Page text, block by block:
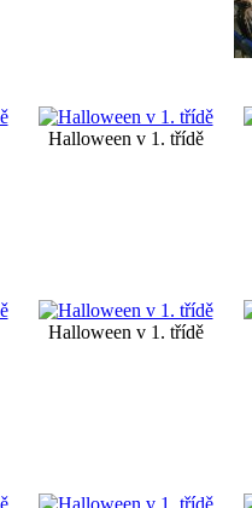
Halloween v 1. třídě
Halloween v 1. třídě